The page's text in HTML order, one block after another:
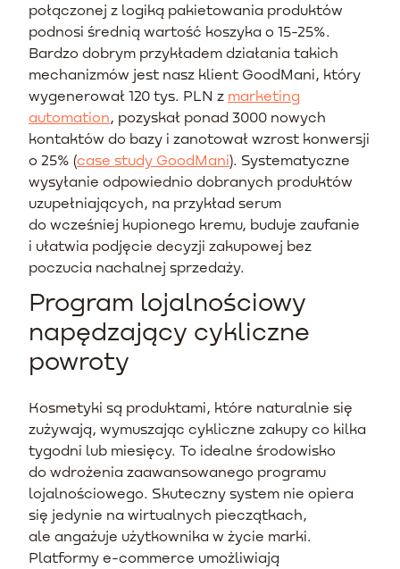
połączonej z logiką pakietowania produktów
podnosi średnią wartość koszyka o 15-25%.
Bardzo dobrym przykładem działania takich
mechanizmów jest nasz klient GoodMani, który
wygenerował 120 tys. PLN z marketing
automation, pozyskał ponad 3000 nowych
kontaktów do bazy i zanotował wzrost konwersji
o 25% (case study GoodMani). Systematyczne
wysyłanie odpowiednio dobranych produktów
uzupełniających, na przykład serum
do wcześniej kupionego kremu, buduje zaufanie
i ułatwia podjęcie decyzji zakupowej bez
poczucia nachalnej sprzedaży.
Program lojalnościowy
napędzający cykliczne
powroty
Kosmetyki są produktami, które naturalnie się
zużywają, wymuszając cykliczne zakupy co kilka
tygodni lub miesięcy. To idealne środowisko
do wdrożenia zaawansowanego programu
lojalnościowego. Skuteczny system nie opiera
się jedynie na wirtualnych pieczątkach,
ale angażuje użytkownika w życie marki.
Platformy e-commerce umożliwiają